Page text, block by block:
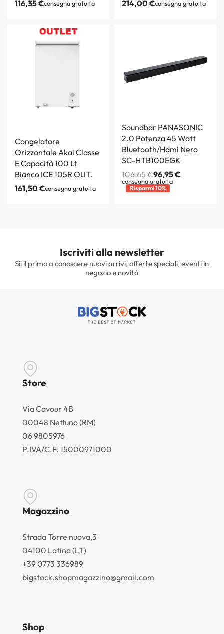
116,35€consegna gratuita 214,00€consegna gratuita
Congelatore
Orizzontale Akai Classe
E Capacità 100 Lt
Bianco ICE 105R OUT.
161,50€consegna gratuita
Soundbar PANASONIC
2.0 Potenza 45 Watt
Bluetooth/Hdmi Nero
SC-HTB100EGK
106,65€96,95€
consegna gratuita
Risparmi 10%
Iscriviti alla newsletter
Sii il primo a conoscere nuovi arrivi, offerte speciali, eventi in
negozio e novità
Store
Via Cavour 4B
00048 Nettuno (RM)
06 9805976
P.IVA/C.F. 15000971000
Magazzino
Strada Torre nuova,3
04100 Latina (LT)
+39 0773 336989
bigstock.shopmagazzino@gmail.com
Shop